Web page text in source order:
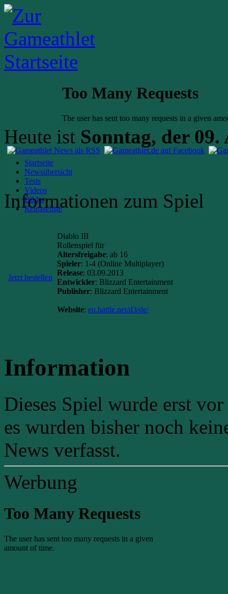
Heute ist Sonntag, der 09.
Startseite
Newsübersicht
Tests
Videos
Bilder
Releaseliste
Informationen zum Spiel
Jetzt bestellen
Diablo III
Rollenspiel für
Altersfreigabe: ab 16
Spieler: 1-4 (Online Multiplayer)
Release: 03.09.2013
Entwickler: Blizzard Entertainment
Publisher: Blizzard Entertainment
Website: eu.battle.net/d3/de/
Information
Dieses Spiel wurde erst
es wurden bisher noch
News verfasst.
Werbung